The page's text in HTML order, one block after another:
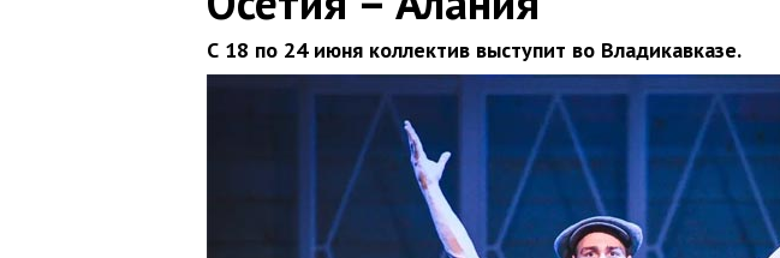
С 18 по 24 июня коллектив выступит во Владикавказе.